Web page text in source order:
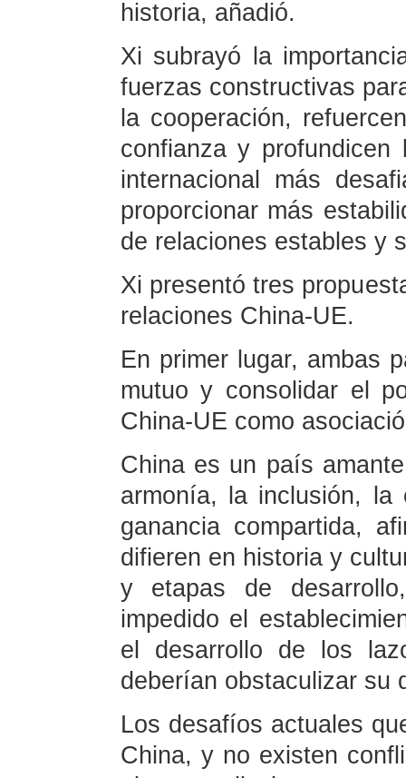
historia, añadió.
Xi subrayó la
fuerzas constructivas
la cooperación,
confianza y
internacional más
proporcionar más
de relaciones estables y
Xi presentó tres
relaciones China-UE.
En primer lugar, ambas
mutuo y consolidar el
China-UE como
China es un país
armonía, la inclusión, la
ganancia compartida,
difieren en historia y
y etapas de
impedido el
el desarrollo de los
deberían obstaculizar su
Los desafíos actuales
China, y no existen